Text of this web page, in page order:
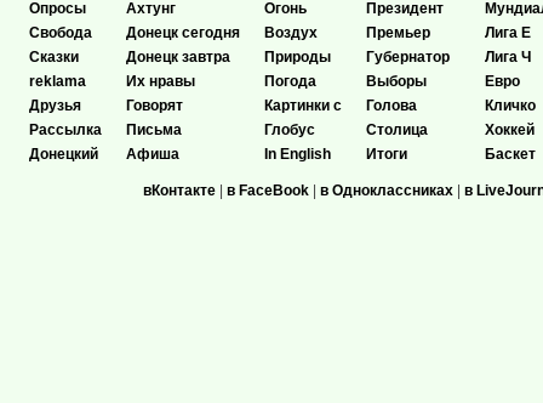
Опросы
Свобода
Сказки
reklama
Друзья
Рассылка
Донецкий
Ахтунг
Донецк сегодня
Донецк завтра
Их нравы
Говорят
Письма
Афиша
Огонь
Воздух
Природы
Погода
Картинки с
Глобус
In English
Президент
Премьер
Губернатор
Выборы
Голова
Столица
Итоги
Лига Е
Лига Ч
Евро
Кличко
Хоккей
Баскет
вКонтакте | в FaceBook | в Одноклассниках | в